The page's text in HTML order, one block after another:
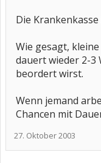
Die
Wie gesagt,
dauert wieder 2-3
beordert wirst.
Wenn jemand
Chancen mit
27. Oktober 2003